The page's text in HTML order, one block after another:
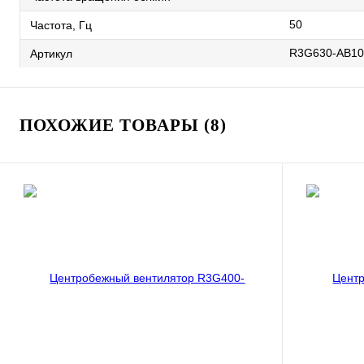
Частота, Гц 50
Артикул R3G630-
ПОХОЖИЕ ТОВАРЫ (8)